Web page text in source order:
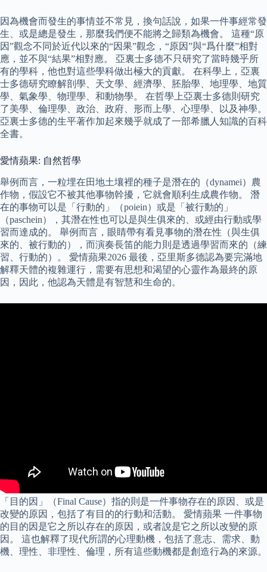
因為機會而發生的事情並不常見，換句話說，如果一件事經常發
生、或是總是發生，那麼我們便不能將之歸類為機會。 這種“原
因”觀念不同於近代以來的“因果”觀念，“原因”與“爲什麼”相對
應，並不與“結果”相對應。 亞裏士多德不只研究了當時幾乎所
有的學科，他也對這些學科做出極大的貢獻。 在科學上，亞裏
士多德研究瞭解剖學、天文學、經濟學、胚胎學、地理學、地質
學、氣象學、物理學、和動物學。 在哲學上亞裏士多德則研究
了美學、倫理學、政治、政府、形而上學、心理學、以及神學。
亞裏士多德的生平著作加起來幾乎就成了一部希臘人知識的百科
全書。
愛情蘋果: 自然哲學
舉例而言，一粒埋在田地土壤裡的種子是潛在的（dynamei）農
作物，假設它不被其他事物幹擾，它就會順利生成農作物。 潛
在的事物可以是「行動的」（poiein）或是「被行動的」
（paschein），其潛在性也可以是與生俱來的、或經由行動或學
習而達成的。 舉例而言，眼睛帶有看見事物的潛在性（與生俱
來的、被行動的），而演奏長笛的能力則是透過學習而來的（練
習、行動的）。 愛情蘋果2026 最後，亞里斯多德認為要完滿地
解釋天體的複雜運行，需要有思想和渴望的心靈作為最終的原
因，因此，他認為天體是有智慧和生命的。
「目的因」（Final Cause）指的則是一件事物存在的原因、或是
改變的原因，包括了有目的的行動和活動。 愛情蘋果 一件事物
的目的因是它之所以存在的原因，或者說是它之所以改變的原
因。 這也解釋了現代所謂的心理動機，包括了意志、需求、動
機、理性、非理性、倫理，所有這些動機都是創造行為的來源。